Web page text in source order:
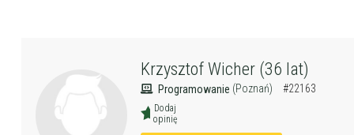
Krzysztof Wicher (36 lat)
Programowanie (Poznań) #22163
Dodaj
opinię